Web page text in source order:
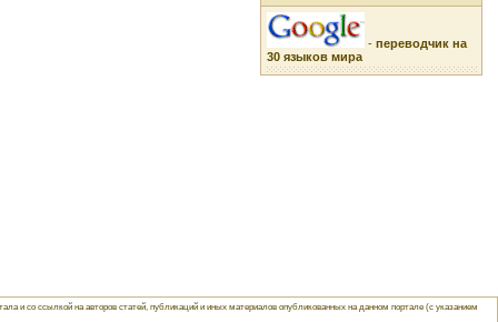
- переводчик на
30 языков мира
и со ссылкой на авторов статей, публикаций и иных материалов опубликованных на данном портале (с указанием